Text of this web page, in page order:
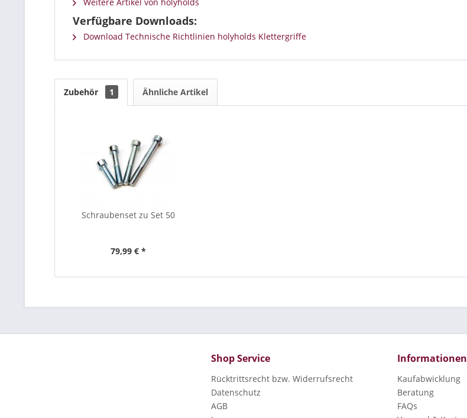
Verfügbare Downloads:
Download Technische Richtlinien holyholds Klettergriffe
Zubehör 1 Ähnliche Artikel
Schraubenset zu Set 50
79,99 € *
Shop Service
Rücktrittsrecht bzw. Widerrufsrecht
Datenschutz
AGB
Informationen
Kaufabwicklung
Beratung
FAQs